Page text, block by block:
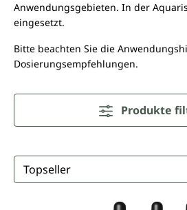
Anwendungsgebieten. In der
eingesetzt.
Bitte beachten Sie die
Dosierungsempfehlungen.
Produkte